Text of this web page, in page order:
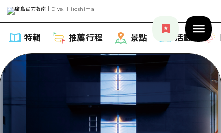
特輯 推薦行程 景點 活動